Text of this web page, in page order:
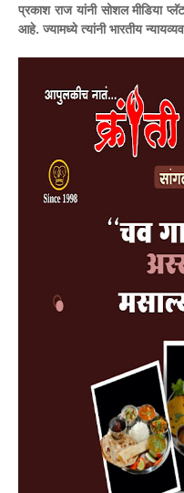
प्रकाश राज यांनी सोशल मीडिया
आहे. ज्यामध्ये त्यांनी भारतीय